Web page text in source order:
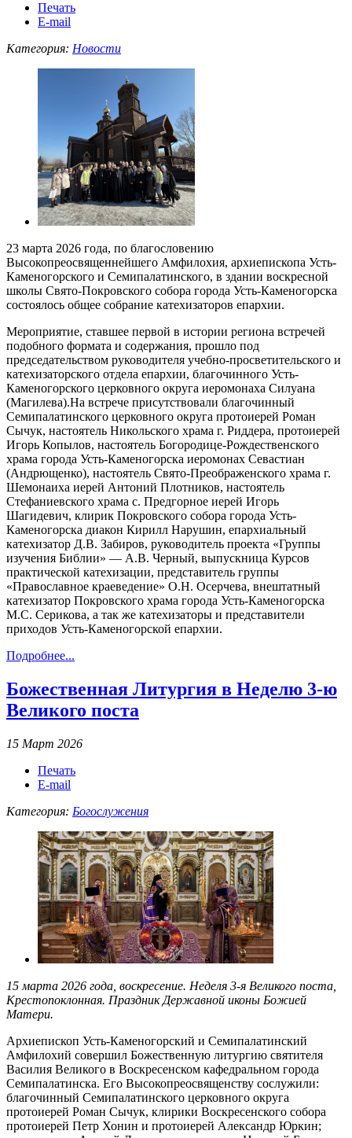
Печать
E-mail
Категория: Новости
23 марта 2026 года, по благословению
Высокопреосвященнейшего Амфилохия, архиепископа Усть-
Каменогорского и Семипалатинского, в здании воскресной
школы Свято-Покровского собора города Усть-Каменогорска
состоялось общее собрание катехизаторов епархии.
Мероприятие, ставшее первой в истории региона встречей
подобного формата и содержания, прошло под
председательством руководителя учебно-просветительского и
катехизаторского отдела епархии, благочинного Усть-
Каменогорского церковного округа иеромонаха Силуана
(Магилева).На встрече присутствовали благочинный
Семипалатинского церковного округа протоиерей Роман
Сычук, настоятель Никольского храма г. Риддера, протоиерей
Игорь Копылов, настоятель Богородице-Рождественского
храма города Усть-Каменогорска иеромонах Севастиан
(Андрющенко), настоятель Свято-Преображенского храма г.
Шемонаиха иерей Антоний Плотников, настоятель
Стефаниевского храма с. Предгорное иерей Игорь
Шагидевич, клирик Покровского собора города Усть-
Каменогорска диакон Кирилл Нарушин, епархиальный
катехизатор Д.В. Забиров, руководитель проекта «Группы
изучения Библии» — А.В. Черный, выпускница Курсов
практической катехизации, представитель группы
«Православное краеведение» О.Н. Осерчева, внештатный
катехизатор Покровского храма города Усть-Каменогорска
М.С. Серикова, а так же катехизаторы и представители
приходов Усть-Каменогорской епархии.
Подробнее...
Божественная Литургия в Неделю 3-ю
Великого поста
15 Март 2026
Печать
E-mail
Категория: Богослужения
15 марта 2026 года, воскресение. Неделя 3-я Великого поста,
Крестопоклонная. Праздник Державной иконы Божией
Матери.
Архиепископ Усть-Каменогорский и Семипалатинский
Амфилохий совершил Божественную литургию святителя
Василия Великого в Воскресенском кафедральном города
Семипалатинска. Его Высокопреосвященству сослужили:
благочинный Семипалатинского церковного округа
протоиерей Роман Сычук, клирики Воскресенского собора
протоиерей Петр Хонин и протоиерей Александр Юркин;